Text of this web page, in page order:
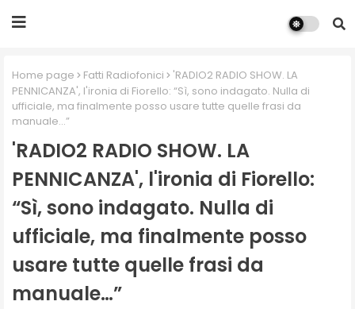
Home page Fatti Radiofonici
'RADIO2 RADIO SHOW. LA
PENNICANZA', l'ironia di Fiorello: “Sì, sono indagato. Nulla di
ufficiale, ma finalmente posso usare tutte quelle frasi da
manuale…”
'RADIO2 RADIO SHOW. LA
PENNICANZA', l'ironia di Fiorello:
“Sì, sono indagato. Nulla di
ufficiale, ma finalmente posso
usare tutte quelle frasi da
manuale…”